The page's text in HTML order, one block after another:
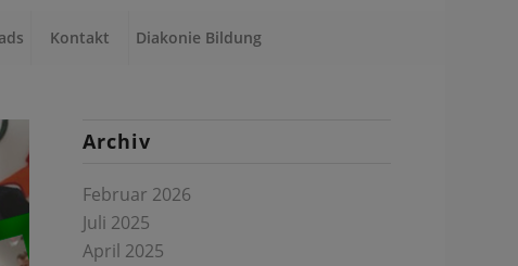
Kontakt Diakonie Bildung
Archiv
Februar 2026
Juli 2025
April 2025